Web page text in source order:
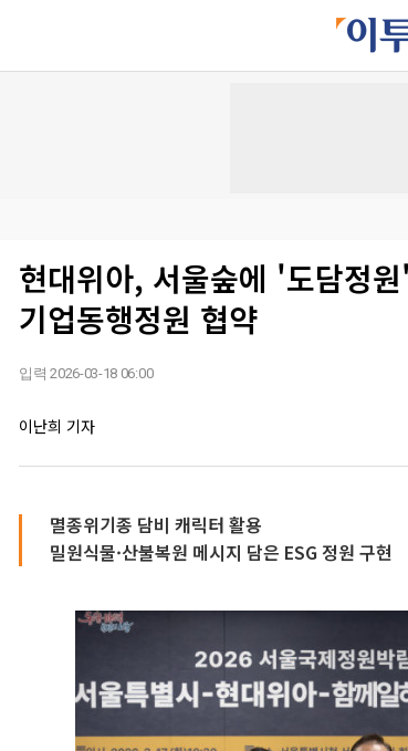
현대위아, 서울숲에 '도담정
기업동행정원 협약
입력 2026-03-18 06:00
이난희 기자
멸종위기종 담비 캐릭터 활용
밀원식물·산불복원 메시지 담은 ESG 정원 구현